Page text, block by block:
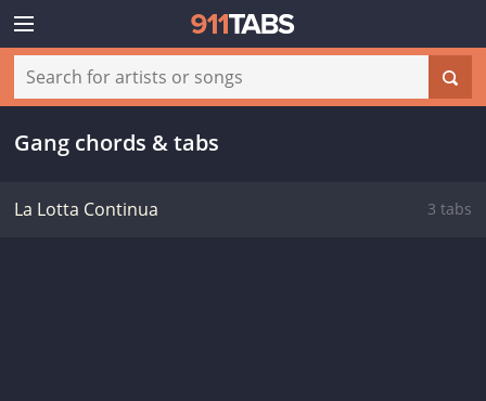
Gang chords & tabs
La Lotta Continua 3 tabs